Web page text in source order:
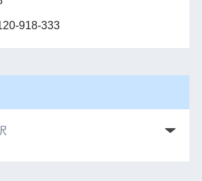
918-333